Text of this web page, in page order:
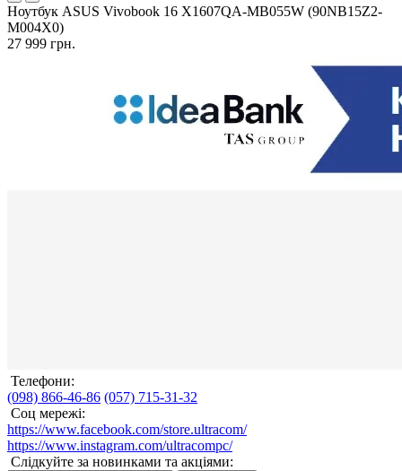
Ноутбук ASUS Vivobook 16 X1607QA-MB055W (90NB15Z2-
M004X0)
27 999 грн.
Телефони:
(098) 866-46-86 (057) 715-31-32
Соц мережі:
https://www.facebook.com/store.ultracom/
https://www.instagram.com/ultracompc/
Слідкуйте за новинками та акціями: